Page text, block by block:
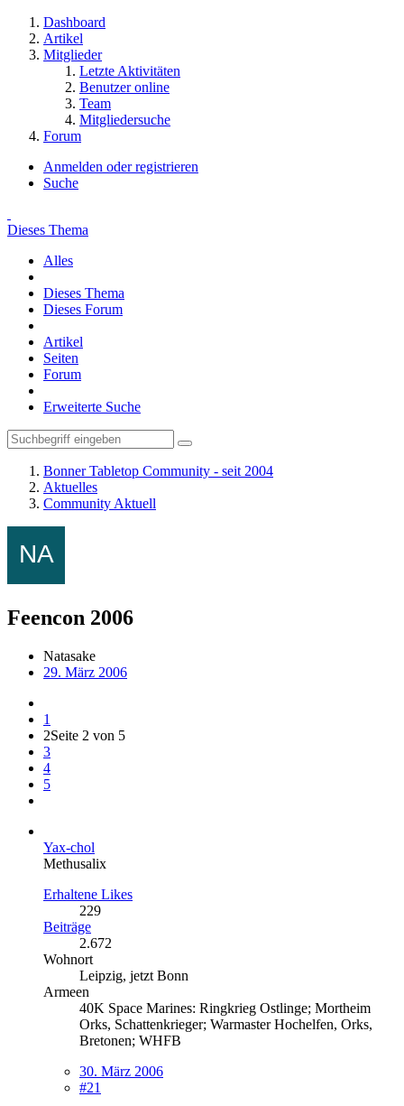
Dashboard
Artikel
Mitglieder
Letzte Aktivitäten
Benutzer online
Team
Mitgliedersuche
Forum
Anmelden oder registrieren
Suche
Dieses Thema
Alles
Dieses Thema
Dieses Forum
Artikel
Seiten
Forum
Erweiterte Suche
Bonner Tabletop Community - seit 2004
Aktuelles
Community Aktuell
Feencon 2006
Natasake
29. März 2006
1
2Seite 2 von 5
3
4
5
Yax-chol
Methusalix
Erhaltene Likes
229
Beiträge
2.672
Wohnort
Leipzig, jetzt Bonn
Armeen
40K Space Marines: Ringkrieg Ostlinge; Mortheim
Orks, Schattenkrieger; Warmaster Hochelfen, Orks,
Bretonen; WHFB
30. März 2006
#21